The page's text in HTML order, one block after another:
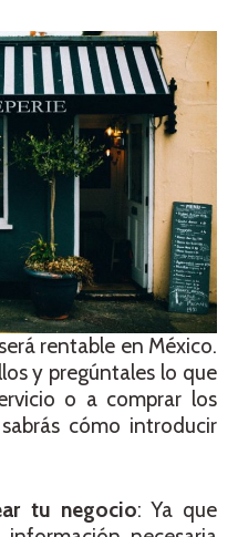
rentable en México.
y pregúntales lo que
o a comprar los
cómo introducir
tu negocio: Ya que